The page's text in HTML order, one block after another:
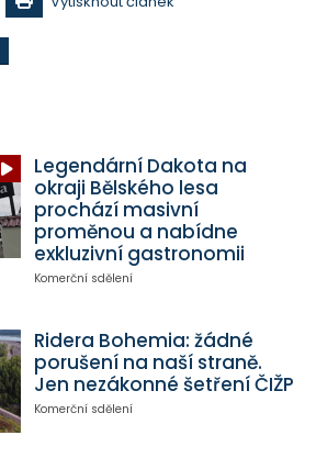
Legendární Dakota na
okraji Bělského lesa
prochází masivní
proměnou a nabídne
exkluzivní gastronomii
Komerční sdělení
Ridera Bohemia: žádné
porušení na naší straně.
Jen nezákonné šetření ČIŽP
Komerční sdělení